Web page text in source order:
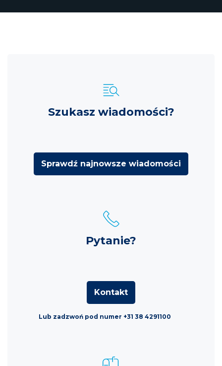
Szukasz wiadomości?
Sprawdź najnowsze wiadomości
Pytanie?
Kontakt
Lub zadzwoń pod numer +31 38 4291100